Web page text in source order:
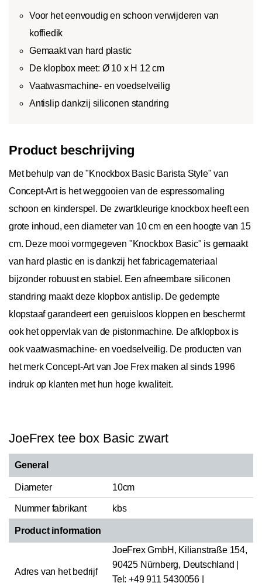
Voor het eenvoudig en schoon verwijderen van
koffiedik
Gemaakt van hard plastic
De klopbox meet: Ø 10 x H 12 cm
Vaatwasmachine- en voedselveilig
Antislip dankzij siliconen standring
Product beschrijving
Met behulp van de "Knockbox Basic Barista Style" van
Concept-Art is het weggooien van de espressomaling
schoon en kinderspel. De zwartkleurige knockbox heeft een
grote inhoud, een diameter van 10 cm en een hoogte van 15
cm. Deze mooi vormgegeven "Knockbox Basic" is gemaakt
van hard plastic en is dankzij het fabricagemateriaal
bijzonder robuust en stabiel. Een afneembare siliconen
standring maakt deze klopbox antislip. De gedempte
klopstaaf garandeert een geruisloos kloppen en beschermt
ook het oppervlak van de pistonmachine. De afklopbox is
ook vaatwasmachine- en voedselveilig. De producten van
het merk Concept-Art van Joe Frex maken al sinds 1996
indruk op klanten met hun hoge kwaliteit.
JoeFrex tee box Basic zwart
General
Diameter 10cm
Nummer fabrikant kbs
Product information
Adres van het bedrijf
JoeFrex GmbH, Kilianstraße 154,
90425 Nürnberg, Deutschland |
Tel: +49 911 5430056 |